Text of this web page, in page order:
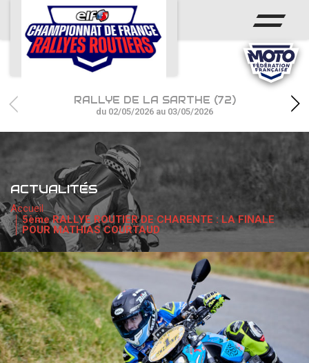
ACCUEIL
ACTUS
CALENDRIER
CHAMPIONNAT
RÉSULTATS
PHOTOS / WEB TV
PARTENAIRES
RALLYE DE LA SARTHE (72)
du 02/05/2026 au 03/05/2026
ACTUALITÉS
Accueil
5ème RALLYE ROUTIER DE CHARENTE : LA FINALE
POUR MATHIAS COURTAUD